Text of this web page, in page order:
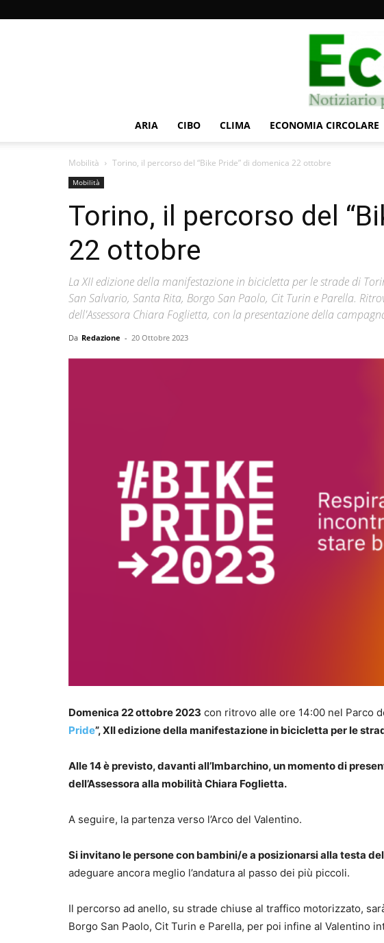
ARIA CIBO CLIMA ECONOMIA CIRCOLARE
Mobilità Torino, il percorso del “Bike Pride” di domenica 22 ottobre
Mobilità
Torino, il percorso del
22 ottobre
La XII edizione della manifestazione in bicicletta per le strade di
San Salvario, Santa Rita, Borgo San Paolo, Cit Turin e Parella.
dell'Assessora Chiara Foglietta, con la presentazione della
Da Redazione - 20 Ottobre 2023
Domenica 22 ottobre 2023 con ritrovo alle ore 14:00 nel Parco
Pride”, XII edizione della manifestazione in bicicletta per le
Alle 14 è previsto, davanti all’Imbarchino, un momento di
dell’Assessora alla mobilità Chiara Foglietta.
A seguire, la partenza verso l’Arco del Valentino.
Si invitano le persone con bambini/e a posizionarsi alla testa
adeguare ancora meglio l’andatura al passo dei più piccoli.
Il percorso ad anello, su strade chiuse al traffico motorizzato,
Borgo San Paolo, Cit Turin e Parella, per poi infine al Valentino